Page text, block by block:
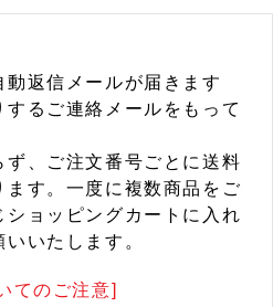
動返信メールが届きます
るご連絡メールをもって
ず、ご注文番号ごとに送料
ます。一度に複数商品をご
ョッピングカートに入れ
いたします。
てのご注意]